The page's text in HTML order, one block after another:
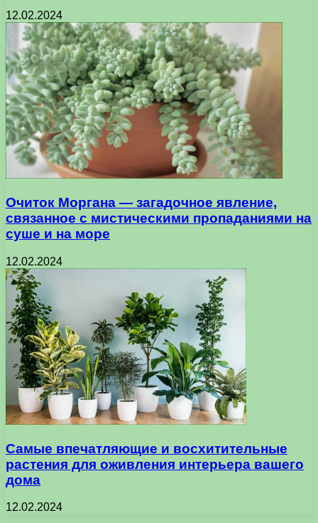
12.02.2024
Очиток Моргана — загадочное явление,
связанное с мистическими пропаданиями на
суше и на море
12.02.2024
Самые впечатляющие и восхитительные
растения для оживления интерьера вашего
дома
12.02.2024